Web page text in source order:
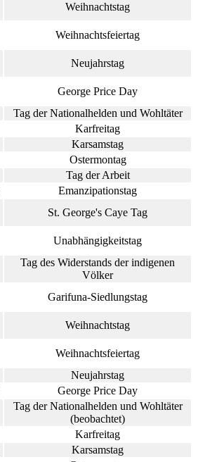
Weihnachtstag
Weihnachtsfeiertag
Neujahrstag
George Price Day
Tag der Nationalhelden und Wohltäter
Karfreitag
Karsamstag
Ostermontag
Tag der Arbeit
Emanzipationstag
St. George's Caye Tag
Unabhängigkeitstag
Tag des Widerstands der indigenen
Völker
Garifuna-Siedlungstag
Weihnachtstag
Weihnachtsfeiertag
Neujahrstag
George Price Day
Tag der Nationalhelden und Wohltäter
(beobachtet)
Karfreitag
Karsamstag